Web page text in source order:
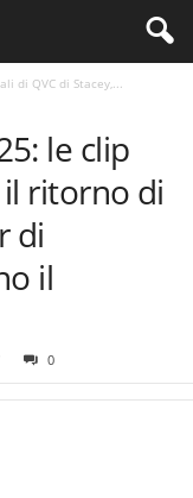
di QVC di Stacey,...
le clip
il ritorno di
di
il
0